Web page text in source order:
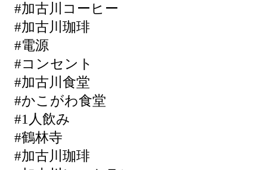
#加古川コーヒー
#加古川珈琲
#電源
#コンセント
#加古川食堂
#かこがわ食堂
#1人飲み
#鶴林寺
#加古川珈琲